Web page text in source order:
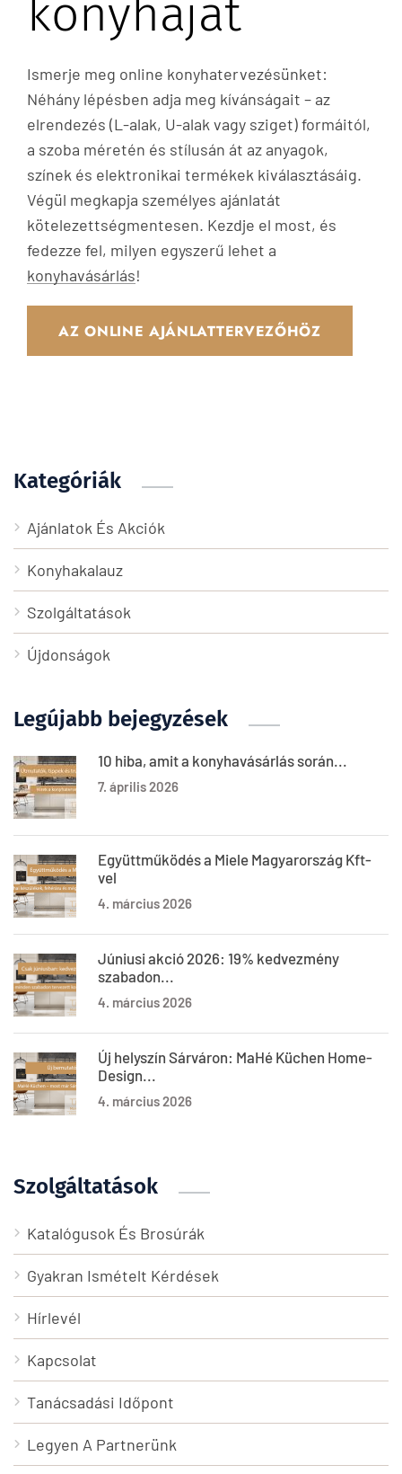
konyháját
Ismerje meg online konyhatervezésünket:
Néhány lépésben adja meg kívánságait – az
elrendezés (L-alak, U-alak vagy sziget) formáitól,
a szoba méretén és stílusán át az anyagok,
színek és elektronikai termékek kiválasztásáig.
Végül megkapja személyes ajánlatát
kötelezettségmentesen. Kezdje el most, és
fedezze fel, milyen egyszerű lehet a
konyhavásárlás!
AZ ONLINE AJÁNLATTERVEZŐHÖZ
Kategóriák
Ajánlatok És Akciók
Konyhakalauz
Szolgáltatások
Újdonságok
Legújabb bejegyzések
10 hiba, amit a konyhavásárlás során...
7. április 2026
Együttműködés a Miele Magyarország Kft-
vel
4. március 2026
Júniusi akció 2026: 19% kedvezmény
szabadon...
4. március 2026
Új helyszín Sárváron: MaHé Küchen Home-
Design...
4. március 2026
Szolgáltatások
Katalógusok És Brosúrák
Gyakran Ismételt Kérdések
Hírlevél
Kapcsolat
Tanácsadási Időpont
Legyen A Partnerünk